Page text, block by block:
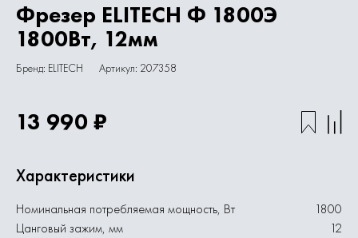
Фрезер ELITECH Ф 1800Э
1800Вт, 12мм
Бренд: ELITECH Артикул: 207358
13 990 ₽
Характеристики
Номинальная потребляемая мощность, Вт
1800
Цанговый зажим, мм
12